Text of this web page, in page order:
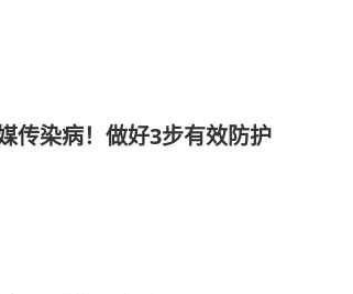
传染病！做好3步有效防护